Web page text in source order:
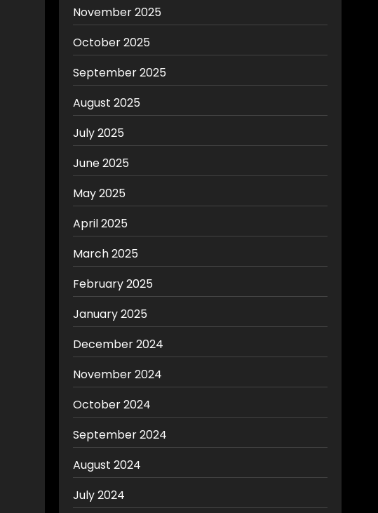
November 2025
October 2025
September 2025
August 2025
July 2025
June 2025
May 2025
April 2025
March 2025
February 2025
January 2025
December 2024
November 2024
October 2024
September 2024
August 2024
July 2024